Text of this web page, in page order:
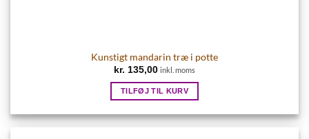
Kunstigt mandarin træ i potte
kr. 135,00 inkl. moms
TILFØJ TIL KURV